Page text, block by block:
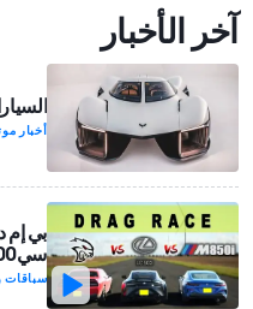
آخر الأخبار
أخبار
سي500 ودودج تشالنجر هيلكات
سباقات